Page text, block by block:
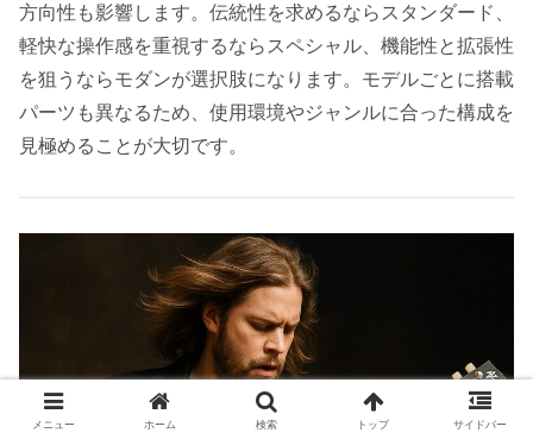
方向性も影響します。伝統性を求めるならスタンダード、
軽快な操作感を重視するならスペシャル、機能性と拡張性
を狙うならモダンが選択肢になります。モデルごとに搭載
パーツも異なるため、使用環境やジャンルに合った構成を
見極めることが大切です。
メニュー ホーム 検索 トップ サイドバー